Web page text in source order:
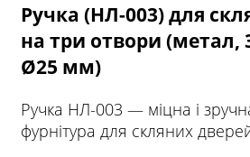
Ручка (НЛ-003)для
на три отвори (метал,
Ø25 мм)
Ручка НЛ-003 — міцна і
фурнітура для скляних